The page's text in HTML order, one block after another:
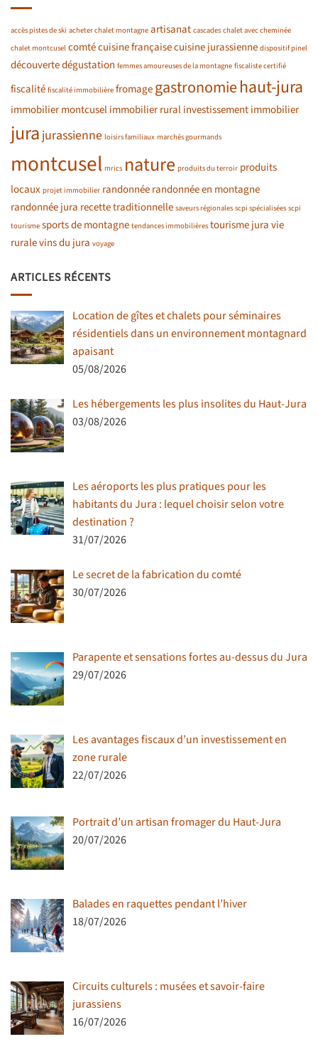
accès pistes de ski acheter chalet montagne artisanat cascades chalet avec cheminée
chalet montcusel comtécuisine françaisecuisine jurassienne dispositif pinel
découvertedégustation femmes amoureuses de la montagne fiscaliste certifié
fiscalité fiscalité immobilière fromagegastronomiehaut-jura
immobilier montcuselimmobilier ruralinvestissement immobilier
jura jurassienne loisirs familiaux marchés gourmands
montcusel mrics nature produits du terroir produits
locaux projet immobilier randonnéerandonnée en montagne
randonnée jura recette traditionnelle saveurs régionales scpi spécialisées scpi
tourisme sports de montagne tendances immobilières tourisme juravie
ruralevins du jura voyage
ARTICLES RÉCENTS
Location de gîtes et chalets pour séminaires
résidentiels dans un environnement montagnard
apaisant
05/08/2026
Les hébergements les plus insolites du Haut-Jura
03/08/2026
Les aéroports les plus pratiques pour les
habitants du Jura : lequel choisir selon votre
destination ?
31/07/2026
Le secret de la fabrication du comté
30/07/2026
Parapente et sensations fortes au-dessus du Jura
29/07/2026
Les avantages fiscaux d’un investissement en
zone rurale
22/07/2026
Portrait d’un artisan fromager du Haut-Jura
20/07/2026
Balades en raquettes pendant l’hiver
18/07/2026
Circuits culturels : musées et savoir-faire
jurassiens
16/07/2026